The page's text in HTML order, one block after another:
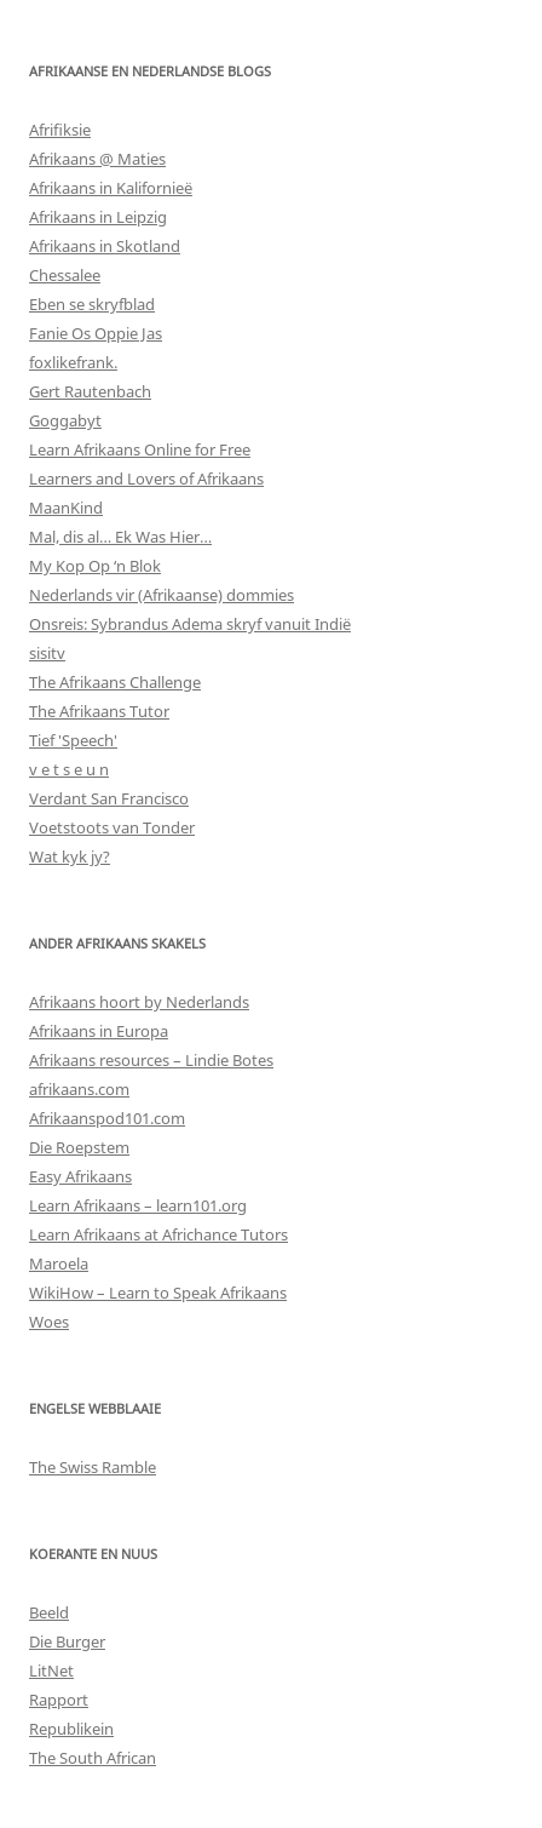
AFRIKAANSE EN NEDERLANDSE BLOGS
Afrifiksie
Afrikaans @ Maties
Afrikaans in Kalifornieë
Afrikaans in Leipzig
Afrikaans in Skotland
Chessalee
Eben se skryfblad
Fanie Os Oppie Jas
foxlikefrank.
Gert Rautenbach
Goggabyt
Learn Afrikaans Online for Free
Learners and Lovers of Afrikaans
MaanKind
Mal, dis al… Ek Was Hier…
My Kop Op ‘n Blok
Nederlands vir (Afrikaanse) dommies
Onsreis: Sybrandus Adema skryf vanuit Indië
sisitv
The Afrikaans Challenge
The Afrikaans Tutor
Tief 'Speech'
v e t s e u n
Verdant San Francisco
Voetstoots van Tonder
Wat kyk jy?
ANDER AFRIKAANS SKAKELS
Afrikaans hoort by Nederlands
Afrikaans in Europa
Afrikaans resources – Lindie Botes
afrikaans.com
Afrikaanspod101.com
Die Roepstem
Easy Afrikaans
Learn Afrikaans – learn101.org
Learn Afrikaans at Africhance Tutors
Maroela
WikiHow – Learn to Speak Afrikaans
Woes
ENGELSE WEBBLAAIE
The Swiss Ramble
KOERANTE EN NUUS
Beeld
Die Burger
LitNet
Rapport
Republikein
The South African